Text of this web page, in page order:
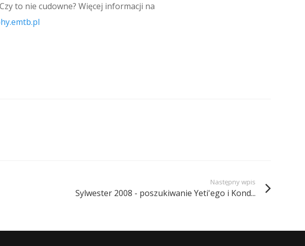
to nie cudowne? Więcej informacji na
Następny wpis
Sylwester 2008 - poszukiwanie Yeti'ego i Kond...